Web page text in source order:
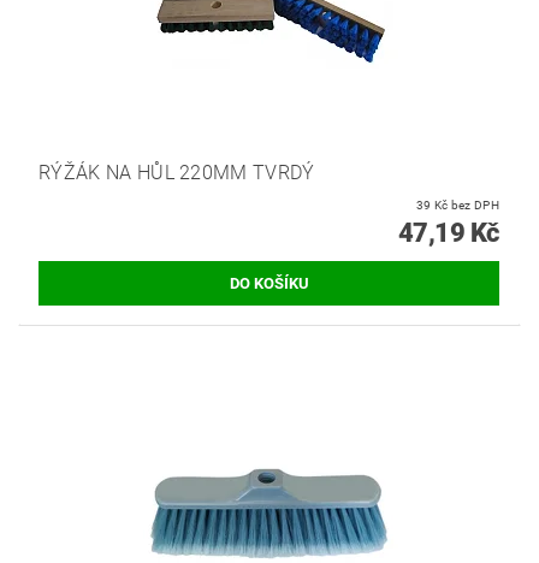
RÝŽÁK NA HŮL 220MM TVRDÝ
39 Kč bez DPH
47,19 Kč